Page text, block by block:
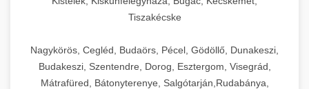
Tiszakécske
Nagykörös, Cegléd, Budaörs, Pécel, Gödöllő, Dunakeszi,
Budakeszi, Szentendre, Dorog, Esztergom, Visegrád,
Mátrafüred, Bátonyterenye, Salgótarján,Rudabánya,